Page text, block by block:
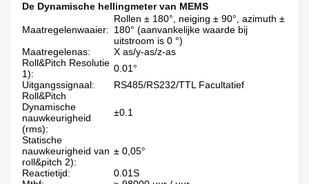
De Dynamische hellingmeter van MEMS
Maatregelenwaaier:
Rollen ± 180°, neiging ± 90°, azimuth ±
180° (aanvankelijke waarde bij
uitstroom is 0 °)
Maatregelenas:
X as/y-as/z-as
Roll&Pitch Resolutie
1):
0.01°
Uitgangssignaal:
RS485/RS232/TTL Facultatief
Roll&Pitch
Dynamische
nauwkeurigheid
(rms):
±0.1
Statische
nauwkeurigheid van
roll&pitch 2):
± 0,05°
Reactietijd:
0.01S